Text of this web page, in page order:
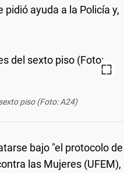
pidió ayuda a la Policía y,
piso (Foto: A24)
bajo "el protocolo de
las Mujeres (UFEM),